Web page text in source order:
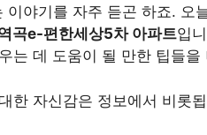
이야기를 자주 듣곤 하죠. 오
곡e-편한세상5차 아파트입
는 데 도움이 될 만한 팁들을
한 자신감은 정보에서 비롯